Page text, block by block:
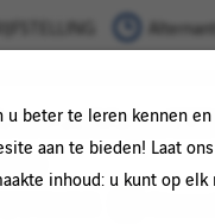
u beter te leren kennen
aan te bieden! Laat
inhoud: u kunt op
Maçon VRD